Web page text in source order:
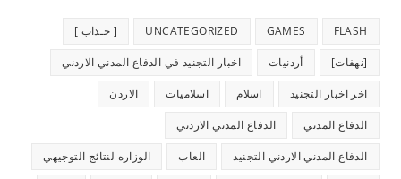
FLASH
GAMES
UNCATEGORIZED [ جـذاب ]
[نهفات] أردنيات اخبار التجنيد في الدفاع المدني الاردني
اخر اخبار التجنيد اسلام اسلاميات الاردن
الدفاع المدني الدفاع المدني الاردني
الدفاع المدني الاردني التجنيد العاب الوزاره لنتائج التوجيهي